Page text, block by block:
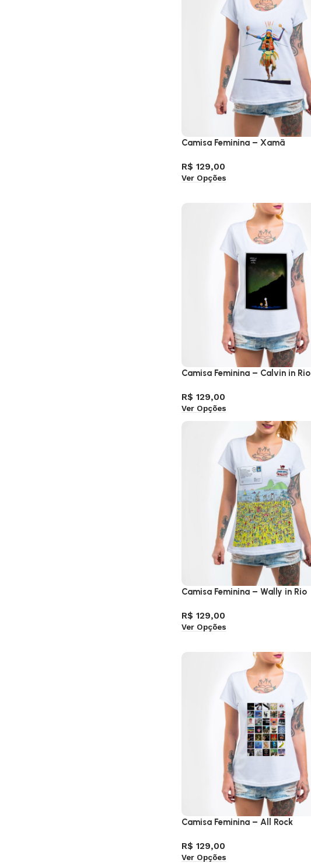
Camisa Feminina – Xamã
R$ 129,00
Ver Opções
Camisa Feminina – Calvin in Rio
R$ 129,00
Ver Opções
Camisa Feminina – Wally in Rio
R$ 129,00
Ver Opções
Camisa Feminina – All Rock
R$ 129,00
Ver Opções